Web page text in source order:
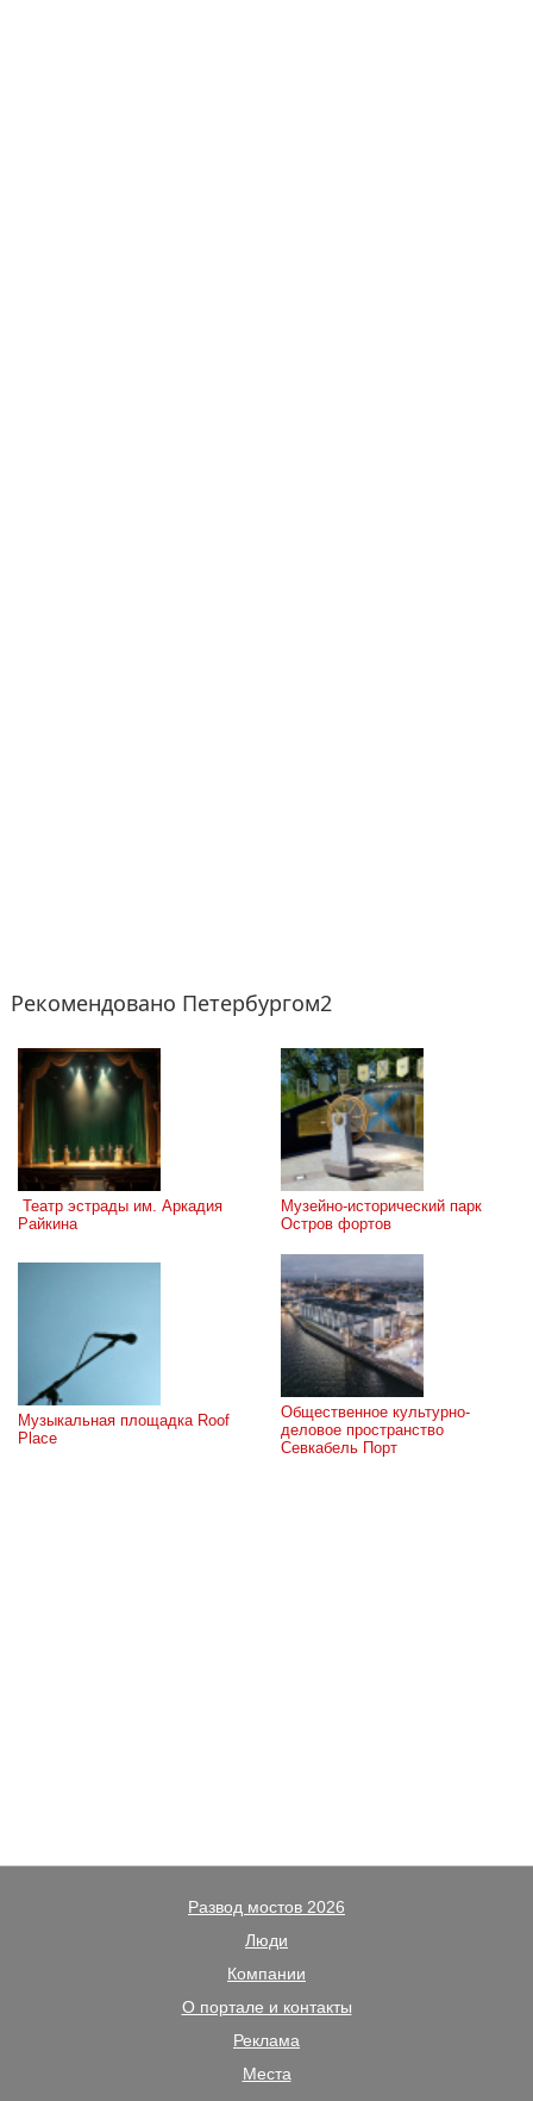
Рекомендовано Петербургом2
Райкина
Музейно-исторический парк
Остров фортов
Музыкальная площадка Roof
Place
Общественное культурно-
деловое пространство
Севкабель Порт
Развод мостов 2026
Люди
Компании
О портале и контакты
Реклама
Места